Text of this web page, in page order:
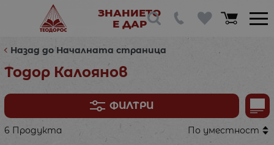
ЗНАНИЕТО
Е ДАР
Назад до Началната страница
Тодор Калоянов
ФИЛТРИ
6 Продукта По уместност